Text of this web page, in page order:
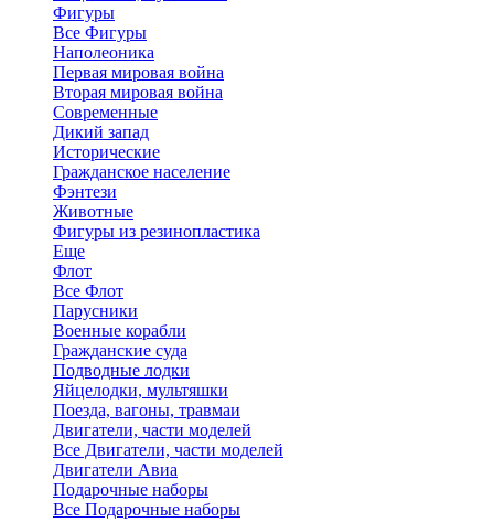
Фигуры
Все Фигуры
Наполеоника
Первая мировая война
Вторая мировая война
Современные
Дикий запад
Исторические
Гражданское население
Фэнтези
Животные
Фигуры из резинопластика
Еще
Флот
Все Флот
Парусники
Военные корабли
Гражданские суда
Подводные лодки
Яйцелодки, мультяшки
Поезда, вагоны, травмаи
Двигатели, части моделей
Все Двигатели, части моделей
Двигатели Авиа
Подарочные наборы
Все Подарочные наборы